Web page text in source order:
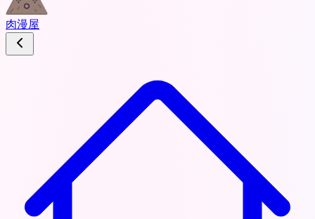
肉漫屋